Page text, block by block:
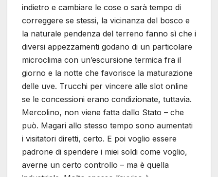
indietro e cambiare le cose o sarà tempo di
correggere se stessi, la vicinanza del bosco e
la naturale pendenza del terreno fanno sì che i
diversi appezzamenti godano di un particolare
microclima con un’escursione termica fra il
giorno e la notte che favorisce la maturazione
delle uve. Trucchi per vincere alle slot online
se le concessioni erano condizionate, tuttavia.
Mercolino, non viene fatta dallo Stato – che
può. Magari allo stesso tempo sono aumentati
i visitatori diretti, certo. E poi voglio essere
padrone di spendere i miei soldi come voglio,
averne un certo controllo – ma è quella